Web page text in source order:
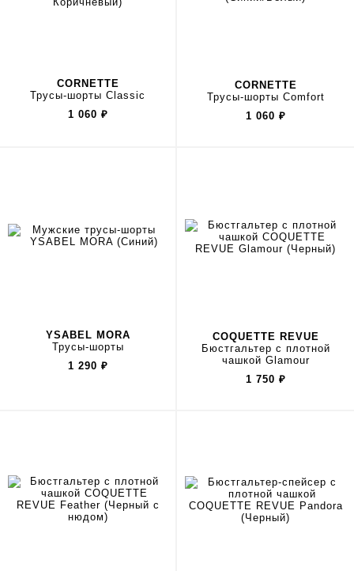
CORNETTE
Трусы-шорты Classic
1 060 ₽
CORNETTE
Трусы-шорты Comfort
1 060 ₽
YSABEL MORA
Трусы-шорты
1 290 ₽
COQUETTE REVUE
Бюстгальтер с плотной
чашкой Glamour
1 750 ₽